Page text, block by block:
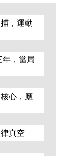
，運動
年，當局
心，應
真空